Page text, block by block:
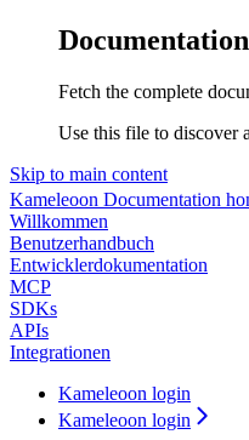
Fetch the complete
Use this file to discover
Skip to main content
Kameleoon Documentation
Willkommen
Benutzerhandbuch
Entwicklerdokumentation
MCP
SDKs
APIs
Integrationen
Kameleoon login
Kameleoon login